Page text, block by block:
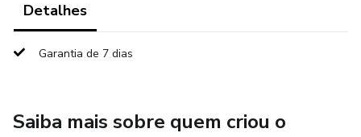
Detalhes
Garantia de 7 dias
Saiba mais sobre quem criou o